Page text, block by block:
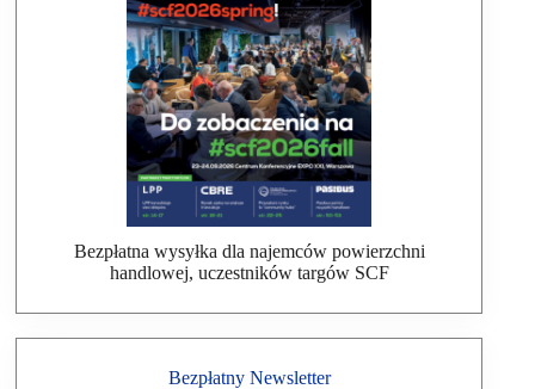
Bezpłatna wysyłka dla najemców powierzchni
handlowej, uczestników targów SCF
Bezpłatny Newsletter